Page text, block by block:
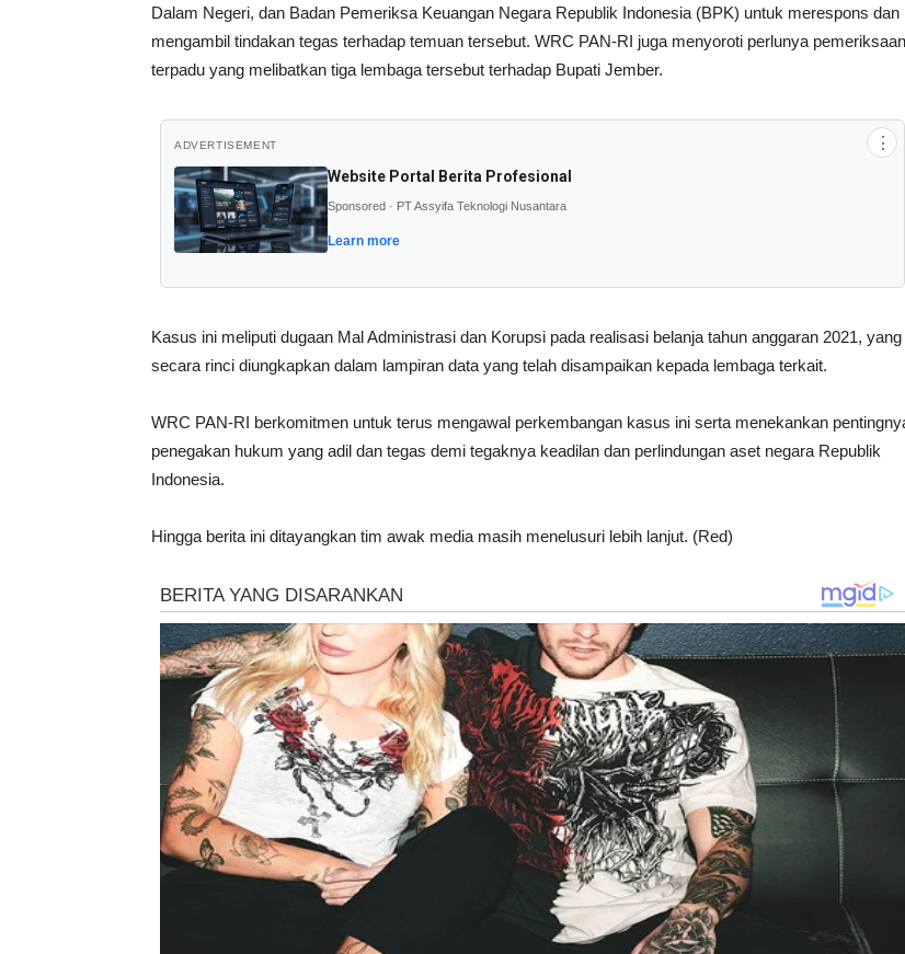
Dalam Negeri, dan Badan Pemeriksa Keuangan Negara Republik Indonesia (BPK) untuk merespons dan
mengambil tindakan tegas terhadap temuan tersebut. WRC PAN-RI juga menyoroti perlunya pemeriksaan
terpadu yang melibatkan tiga lembaga tersebut terhadap Bupati Jember.
ADVERTISEMENT ⋮
Website Portal Berita Profesional
Sponsored · PT Assyifa Teknologi Nusantara
Learn more
Kasus ini meliputi dugaan Mal Administrasi dan Korupsi pada realisasi belanja tahun anggaran 2021, yang
secara rinci diungkapkan dalam lampiran data yang telah disampaikan kepada lembaga terkait.
WRC PAN-RI berkomitmen untuk terus mengawal perkembangan kasus ini serta menekankan
penegakan hukum yang adil dan tegas demi tegaknya keadilan dan perlindungan aset negara Republik
Indonesia.
Hingga berita ini ditayangkan tim awak media masih menelusuri lebih lanjut. (Red)